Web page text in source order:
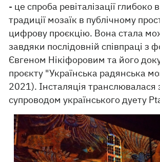
- це спроба ревіталізації глибоко
традиції мозаїк в публічному
цифрову проєкцію. Вона стала
завдяки послідовній співпраці з
Євгеном Нікіфоровим та його
проєкту "Українська радянська
2021). Інсталяція
супроводом українського дуету